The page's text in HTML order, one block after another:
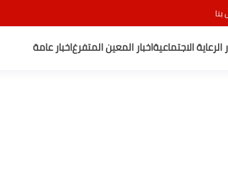
الرعاية الاجتماعيةاخبار المعين المتفرغاخبار عامة